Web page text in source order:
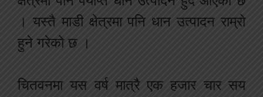
। यस्तै माडी क्षेत्रमा पनि धान उत्पादन राम्रो
हुने गरेको छ ।
चितवनमा यस वर्ष मात्रै एक हजार चार सय